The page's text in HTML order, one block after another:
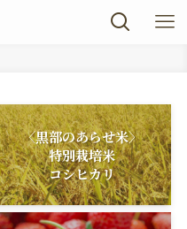
〈黒部のあらせ米〉
特別栽培米
コシヒカリ